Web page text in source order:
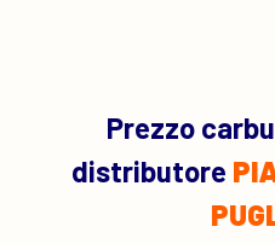
Prezzo
distributore